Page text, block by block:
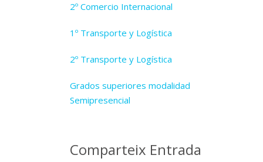
2º Comercio Internacional
1º Transporte y Logística
2º Transporte y Logística
Grados superiores modalidad
Semipresencial
Comparteix Entrada